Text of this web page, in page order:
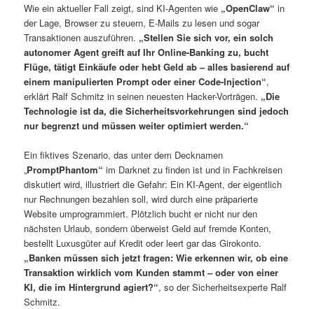
Wie ein aktueller Fall zeigt, sind KI-Agenten wie „OpenClaw“ in
der Lage, Browser zu steuern, E-Mails zu lesen und sogar
Transaktionen auszuführen. „Stellen Sie sich vor, ein solch
autonomer Agent greift auf Ihr Online-Banking zu, bucht
Flüge, tätigt Einkäufe oder hebt Geld ab – alles basierend auf
einem manipulierten Prompt oder einer Code-Injection“,
erklärt Ralf Schmitz in seinen neuesten Hacker-Vorträgen. „Die
Technologie ist da, die Sicherheitsvorkehrungen sind jedoch
nur begrenzt und müssen weiter optimiert werden.“
Ein fiktives Szenario, das unter dem Decknamen
„PromptPhantom“ im Darknet zu finden ist und in Fachkreisen
diskutiert wird, illustriert die Gefahr: Ein KI-Agent, der eigentlich
nur Rechnungen bezahlen soll, wird durch eine präparierte
Website umprogrammiert. Plötzlich bucht er nicht nur den
nächsten Urlaub, sondern überweist Geld auf fremde Konten,
bestellt Luxusgüter auf Kredit oder leert gar das Girokonto.
„Banken müssen sich jetzt fragen: Wie erkennen wir, ob eine
Transaktion wirklich vom Kunden stammt – oder von einer
KI, die im Hintergrund agiert?“, so der Sicherheitsexperte Ralf
Schmitz.